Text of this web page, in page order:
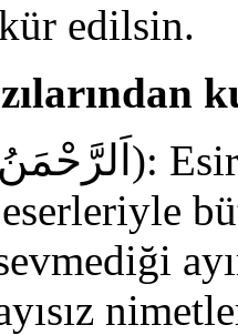
edilsin.